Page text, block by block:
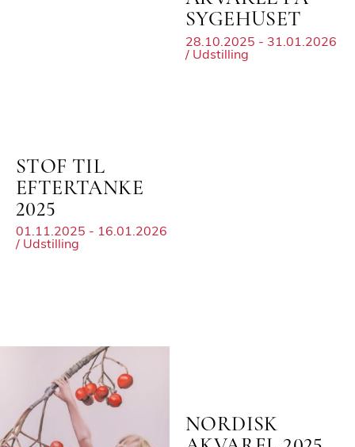
SYGEHUSET
28.10.2025 - 31.01.2026
/ Udstilling
STOF TIL
EFTERTANKE
2025
01.11.2025 - 16.01.2026
/ Udstilling
NORDISK